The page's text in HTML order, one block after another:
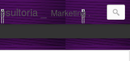
_ Marketing . Comunicação